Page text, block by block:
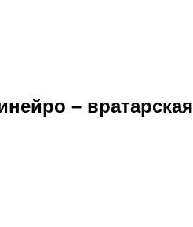
– вратарская